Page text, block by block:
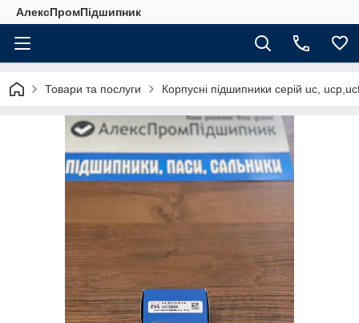
АлексПромПідшипник
Товари та послуги Корпусні підшипники серій uc,